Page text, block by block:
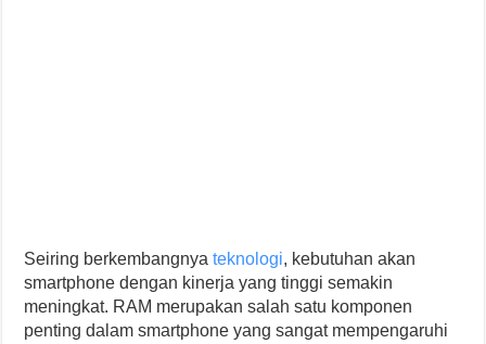
Seiring berkembangnyateknologi, kebutuhan akan
smartphone dengan kinerja yang tinggi semakin
meningkat. RAM merupakan salah satu komponen
penting dalam smartphone yang sangat mempengaruhi